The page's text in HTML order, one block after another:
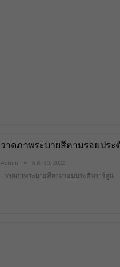
วาดภาพระบายสีตามรอยปร
Admin พ.ค. 30, 2022
วาดภาพระบายสีตามรอยประตัวการ์ตูน